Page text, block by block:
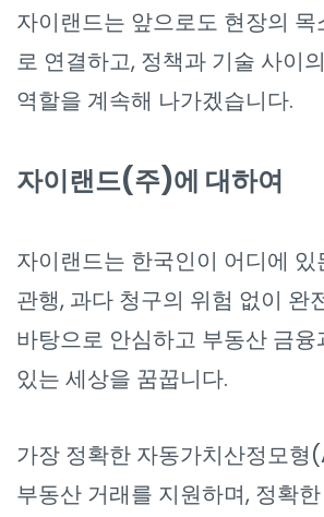
자이랜드는 앞으로도 현장의 목
로 연결하고, 정책과 기술 사이
역할을 계속해 나가겠습니다.
자이랜드(주)에 대하여
자이랜드는 한국인이 어디에 있
관행, 과다 청구의 위험 없이 완
바탕으로 안심하고 부동산 금
있는 세상을 꿈꿉니다.
가장 정확한 자동가치산정모형
부동산 거래를 지원하며, 정확